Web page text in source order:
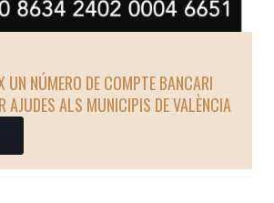
UN NÚMERO DE COMPTE BANCARI
AJUDES ALS MUNICIPIS DE VALÈNCIA